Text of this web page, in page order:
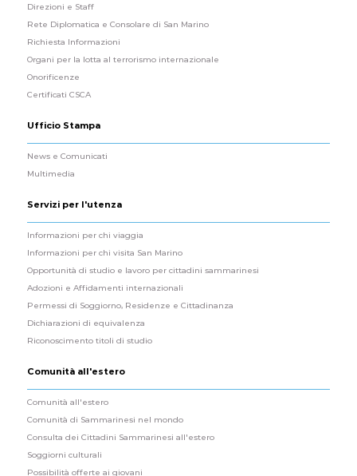
Direzioni e Staff
Rete Diplomatica e Consolare di San Marino
Richiesta Informazioni
Organi per la lotta al terrorismo internazionale
Onorificenze
Certificati CSCA
Ufficio Stampa
News e Comunicati
Multimedia
Servizi per l'utenza
Informazioni per chi viaggia
Informazioni per chi visita San Marino
Opportunità di studio e lavoro per cittadini sammarinesi
Adozioni e Affidamenti internazionali
Permessi di Soggiorno, Residenze e Cittadinanza
Dichiarazioni di equivalenza
Riconoscimento titoli di studio
Comunità all'estero
Comunità all'estero
Comunità di Sammarinesi nel mondo
Consulta dei Cittadini Sammarinesi all'estero
Soggiorni culturali
Possibilità offerte ai giovani